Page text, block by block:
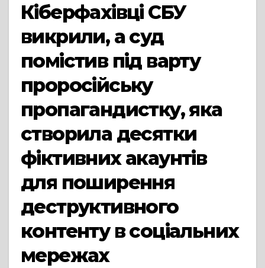
Кіберфахівці СБУ
викрили, а суд
помістив під варту
проросійську
пропагандистку, яка
створила десятки
фіктивних акаунтів
для поширення
деструктивного
контенту в соціальних
мережах